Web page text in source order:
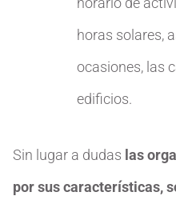
horas solares,
ocasiones, las
edificios.
Sin lugar a dudas las
por sus características,